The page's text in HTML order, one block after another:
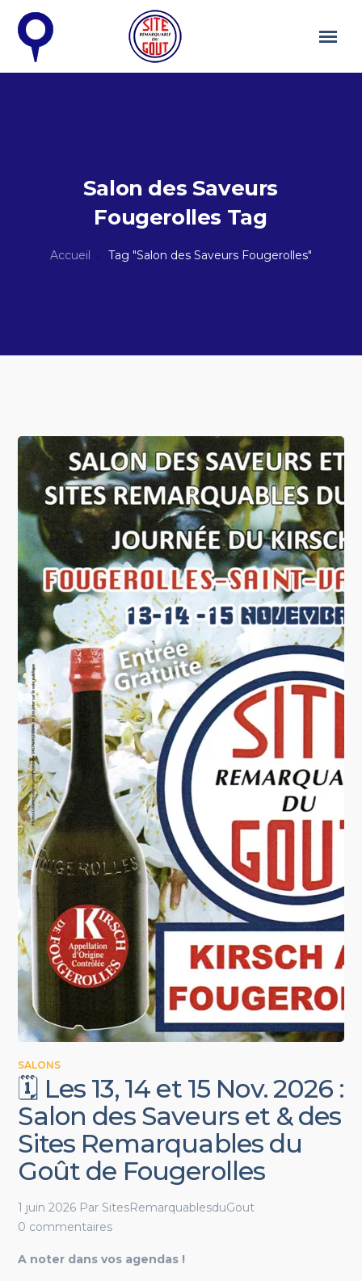
Salon des Saveurs
Fougerolles Tag
Accueil Tag "Salon des Saveurs Fougerolles"
SALONS
🗓️ Les 13, 14 et 15 Nov. 2026 :
Salon des Saveurs et & des
Sites Remarquables du
Goût de Fougerolles
1 juin 2026 Par SitesRemarquablesduGout
0 commentaires
A noter dans vos agendas !